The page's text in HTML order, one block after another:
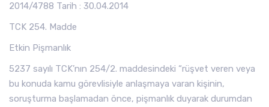
2014/4788 Tarih : 30.04.2014
TCK 254. Madde
Etkin Pişmanlık
5237 sayılı TCK’nın 254/2. maddesindeki “rüşvet veren veya
bu konuda kamu görevlisiyle anlaşmaya varan kişinin,
soruşturma başlamadan önce, pişmanlık duyarak durumdan